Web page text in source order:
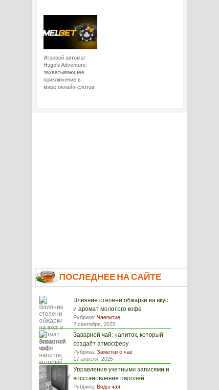
Игровой автомат
Hugo’s Adventure:
захватывающее
приключение в
мире онлайн-слотов
ПОСЛЕДНЕЕ НА САЙТЕ
Влияние степени обжарки на вкус
и аромат молотого кофе
Рубрика: Чаепитие
2 сентября, 2025
Заварной чай: напиток, который
создаёт атмосферу
Рубрика: Заметки о чае
17 апреля, 2025
Управление учетными записями и
восстановление паролей
Рубрика: Виды чая